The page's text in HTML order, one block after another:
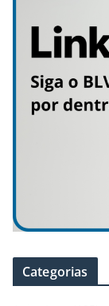
Categorias